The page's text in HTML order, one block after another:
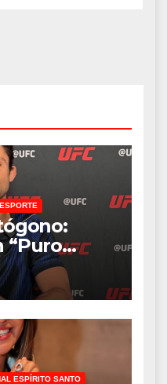
“Puro
no
ESPÍRITO SANTO